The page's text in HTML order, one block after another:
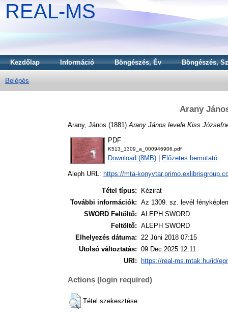
REAL-MS
Kezdőlap Információ Böngészés, Év Böngészés,
Belépés
Arany
Arany, János (1881) Arany János levele Kiss
PDF
K513_1309_a_000946906.pdf
Download (8MB) Előzetes bemutató
Aleph URL: https://mta-
Tétel típus:
Kézirat
További információk: Az 1309. sz. levél
SWORD Feltöltő: ALEPH SWORD
Feltöltő: ALEPH SWORD
Elhelyezés dátuma: 22 Júni 2018 07:15
Utolsó változtatás: 09 Dec 2025 12:11
URI:
https://real-ms.mtak.hu/id/
Actions (login required)
Tétel szekesztése